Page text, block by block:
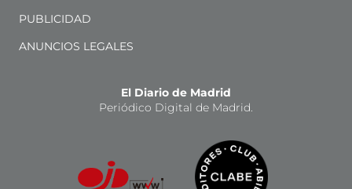
PUBLICIDAD
ANUNCIOS LEGALES
El Diario de Madrid
Periódico Digital de Madrid.